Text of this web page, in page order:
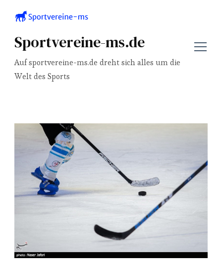
Sportvereine-ms.de
Auf sportvereine-ms.de dreht sich alles um die
Welt des Sports